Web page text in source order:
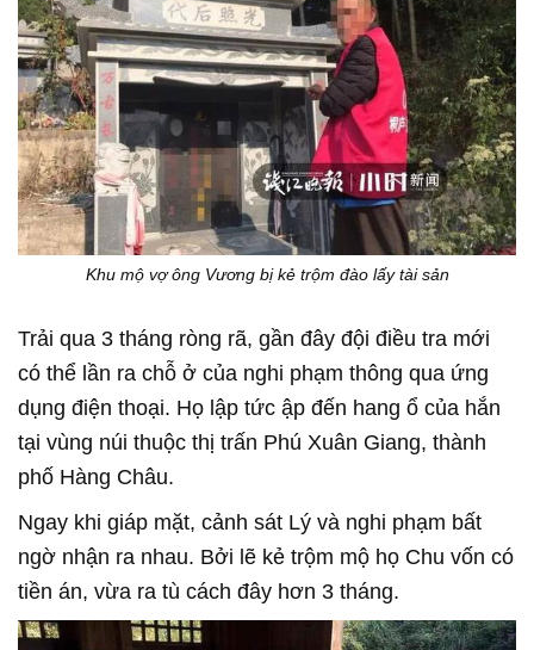
Khu mộ vợ ông Vương bị kẻ trộm đào lấy tài sản
Trải qua 3 tháng ròng rã, gần đây đội điều tra mới
có thể lần ra chỗ ở của nghi phạm thông qua ứng
dụng điện thoại. Họ lập tức ập đến hang ổ của hắn
tại vùng núi thuộc thị trấn Phú Xuân Giang, thành
phố Hàng Châu.
Ngay khi giáp mặt, cảnh sát Lý và nghi phạm bất
ngờ nhận ra nhau. Bởi lẽ kẻ trộm mộ họ Chu vốn có
tiền án, vừa ra tù cách đây hơn 3 tháng.